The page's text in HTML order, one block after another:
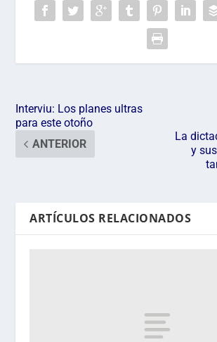
Interviu: Los planes ultras
para este otoño
ANTERIOR
La
y
ARTÍCULOS RELACIONADOS